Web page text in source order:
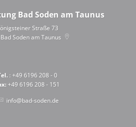
Bad Soden am Taunus
Straße 73
Bad Soden am Taunus
: +49 6196 208 - 0
+49 6196 208 - 151
info@bad-soden.de